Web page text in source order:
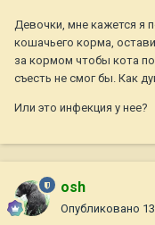
Девочки, мне кажется я
кошачьего корма,
за кормом чтобы кота
съесть не смог бы. Как
Или это инфекция у нее?
osh
Опубликовано